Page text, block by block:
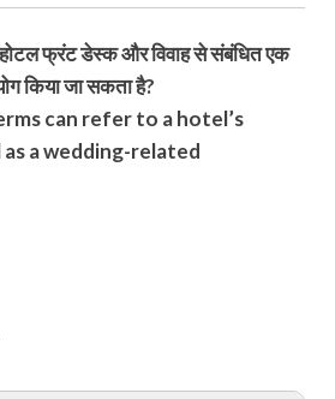
फ्रंट डेस्क और विवाह से संबंधित एक
किया जा सकता है?
can refer to a hotel’s
a wedding-related